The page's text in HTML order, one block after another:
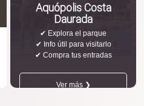
Aquópolis Costa
Daurada
✔ Explora el parque
✔ Info útil para visitarlo
✔ Compra tus entradas
Ver más ❯